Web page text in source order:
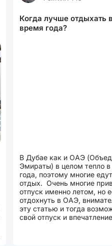
Когда лучше отдыхать
время года?
В Дубае как и ОАЭ
Эмираты) в целом тепло
года, поэтому многие
отдых. Очень многие
отпуск именно летом, но
отдохнуть в ОАЭ,
эту статью и тогда
свой отпуск и